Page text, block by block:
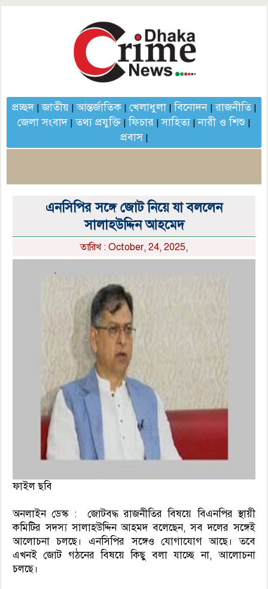
প্রচ্ছদ|জাতীয়|আন্তর্জাতিক| খেলাধুলা|বিনোদন|রাজনীতি|
জেলা সংবাদ|তথ্য প্রযুক্তি |ফিচার |সাহিত্য|নারী ও শিশু |
প্রবাস|
এনসিপির সঙ্গে জোট নিয়ে যা বললেন
সালাহউদ্দিন আহমেদ
তারিখ : October, 24, 2025,
ফাইল ছবি
অনলাইন ডেস্ক : জোটবদ্ধ রাজনীতির বিষয়ে বিএনপির স্থায়ী
কমিটির সদস্য সালাহউদ্দিন আহমদ বলেছেন, সব দলের সঙ্গেই
আলোচনা চলছে। এনসিপির সঙ্গেও যোগাযোগ আছে। তবে
এখনই জোট গঠনের বিষয়ে কিছু বলা যাচ্ছে না, আলোচনা
চলছে।